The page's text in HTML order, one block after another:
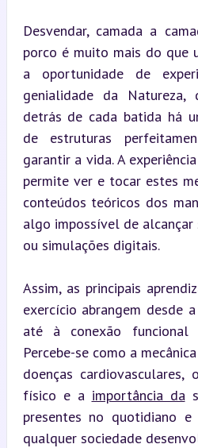
Desvendar, camada a
porco é muito mais do que
a oportunidade de
genialidade da
detrás de cada batida há
de estruturas
garantir a vida. A
permite ver e tocar estes
conteúdos teóricos dos
algo impossível de alcançar
ou simulações digitais.
Assim, as principais
exercício abrangem desde
até à conexão funcional
Percebe-se como a
doenças
físico e a importância da
presentes no quotidiano e
qualquer sociedade